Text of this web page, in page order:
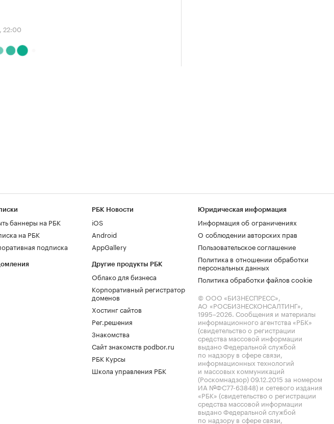
22:00
баннеры на РБК
на РБК
подписка
РБК Новости
iOS
Android
AppGallery
Другие продукты РБК
Облако для бизнеса
Корпоративный регистратор
доменов
Хостинг сайтов
Рег.решения
Знакомства
Сайт знакомств podbor.ru
РБК Курсы
Школа управления РБК
Юридическая информация
Информация об ограничениях
О соблюдении авторских прав
Пользовательское соглашение
Политика в отношении обработки
персональных данных
Политика обработки файлов cookie
© ООО «БИЗНЕСПРЕСС»,
АО «РОСБИЗНЕСКОНСАЛТИНГ»,
1995–2026. Сообщения и материалы
информационного агентства «РБК»
(свидетельство о регистрации
средства массовой информации
выдано Федеральной службой
по надзору в сфере связи,
информационных технологий
и массовых коммуникаций
(Роскомнадзор) 09.12.2015 за номером
ИА №ФС77-63848) и сетевого издания
«РБК» (свидетельство о регистрации
средства массовой информации
выдано Федеральной службой
по надзору в сфере связи,